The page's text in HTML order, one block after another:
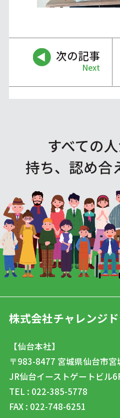
次の記事
Next
すべての
持ち、認め合
株式会社チャレンジ
【仙台本社】
〒983-8477 宮城県仙台市
JR仙台イーストゲートビル
TEL : 022-385-5778
FAX : 022-748-6251